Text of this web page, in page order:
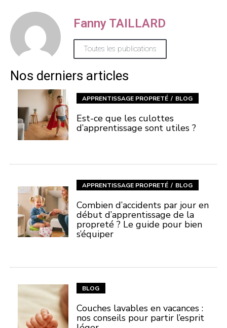
Fanny TAILLARD
Toutes les publications
Nos derniers articles
APPRENTISSAGE PROPRETÉ BLOG
Est-ce que les culottes
d’apprentissage sont utiles ?
APPRENTISSAGE PROPRETÉ BLOG
Combien d’accidents par jour en
début d’apprentissage de la
propreté ? Le guide pour bien
s’équiper
BLOG
Couches lavables en vacances :
nos conseils pour partir l’esprit